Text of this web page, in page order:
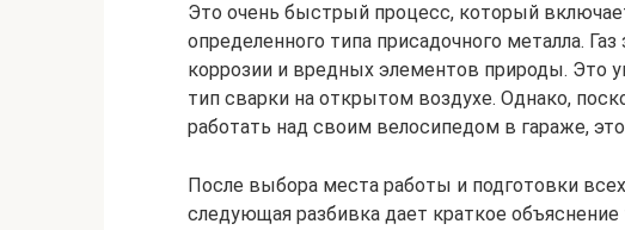
Это очень быстрый процесс, который
определенного типа присадочного металла.
коррозии и вредных элементов природы. Это
тип сварки на открытом воздухе. Однако,
работать над своим велосипедом в гараже,
После выбора места работы и подготовки
следующая разбивка дает краткое объяснение